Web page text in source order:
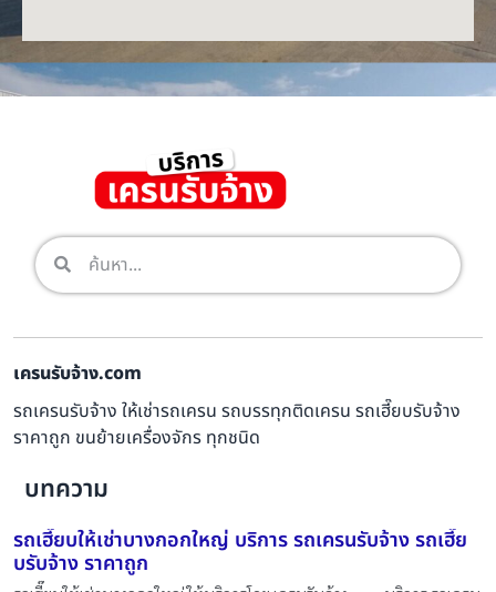
เครนรับจ้าง.com
รถเครนรับจ้าง ให้เช่ารถเครน รถบรรทุกติดเครน รถเฮี๊ยบรับจ้าง
ราคาถูก ขนย้ายเครื่องจักร ทุกชนิด
บทความ
รถเฮี๊ยบให้เช่าบางกอกใหญ่ บริการ รถเครนรับจ้าง รถเฮี๊ย
บรับจ้าง ราคาถูก